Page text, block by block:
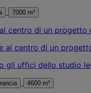
7000 m²
al centro di un
gli uffici dello studio
Francia 4600 m²